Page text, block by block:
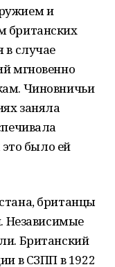
и
британских
в случае
мгновенно
Чиновничьи
заняла
это было ей
британцы
Независимые
Британский
в СЗПП в 1922